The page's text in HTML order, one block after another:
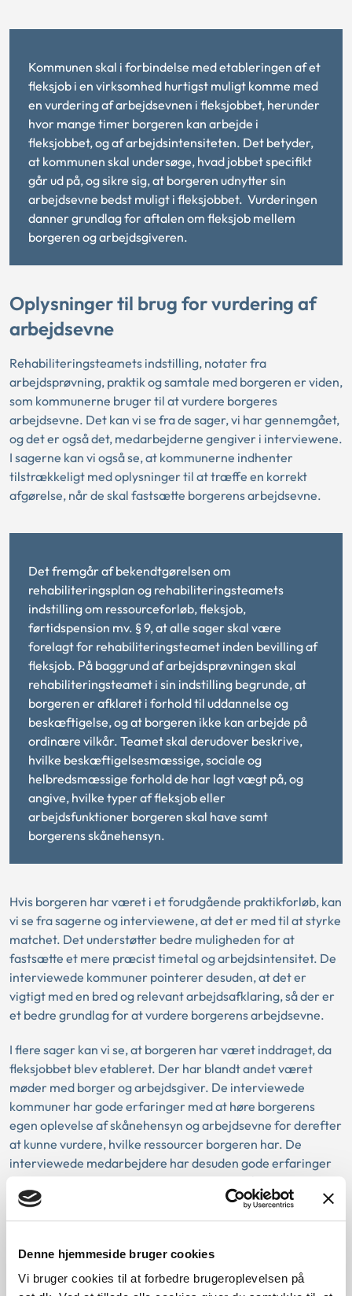
Denne hjemmeside bruger cookies
Vi bruger cookies til at forbedre brugeroplevelsen på
Kommunen skal i forbindelse med etableringen af et
fleksjob i en virksomhed hurtigst muligt komme med
en vurdering af arbejdsevnen i fleksjobbet, herunder
hvor mange timer borgeren kan arbejde i
fleksjobbet, og af arbejdsintensiteten. Det betyder,
at kommunen skal undersøge, hvad jobbet specifikt
går ud på, og sikre sig, at borgeren udnytter sin
arbejdsevne bedst muligt i fleksjobbet. Vurderingen
danner grundlag for aftalen om fleksjob mellem
borgeren og arbejdsgiveren.
Oplysninger til brug for vurdering af
arbejdsevne
Rehabiliteringsteamets indstilling, notater fra
arbejdsprøvning, praktik og samtale med borgeren er viden,
som kommunerne bruger til at vurdere borgeres
arbejdsevne. Det kan vi se fra de sager, vi har gennemgået,
og det er også det, medarbejderne gengiver i interviewene.
I sagerne kan vi også se, at kommunerne indhenter
tilstrækkeligt med oplysninger til at træffe en korrekt
afgørelse, når de skal fastsætte borgerens arbejdsevne.
Det fremgår af bekendtgørelsen om
rehabiliteringsplan og rehabiliteringsteamets
indstilling om ressourceforløb, fleksjob,
førtidspension mv. § 9, at alle sager skal være
forelagt for rehabiliteringsteamet inden bevilling af
fleksjob. På baggrund af arbejdsprøvningen skal
rehabiliteringsteamet i sin indstilling begrunde, at
borgeren er afklaret i forhold til uddannelse og
beskæftigelse, og at borgeren ikke kan arbejde på
ordinære vilkår. Teamet skal derudover beskrive,
hvilke beskæftigelsesmæssige, sociale og
helbredsmæssige forhold de har lagt vægt på, og
angive, hvilke typer af fleksjob eller
arbejdsfunktioner borgeren skal have samt
borgerens skånehensyn.
Hvis borgeren har været i et forudgående praktikforløb, kan
vi se fra sagerne og interviewene, at det er med til at styrke
matchet. Det understøtter bedre muligheden for at
fastsætte et mere præcist timetal og arbejdsintensitet. De
interviewede kommuner pointerer desuden, at det er
vigtigt med en bred og relevant arbejdsafklaring, så der er
et bedre grundlag for at vurdere borgerens arbejdsevne.
I flere sager kan vi se, at borgeren har været inddraget, da
fleksjobbet blev etableret. Der har blandt andet været
møder med borger og arbejdsgiver. De interviewede
kommuner har gode erfaringer med at høre borgerens
egen oplevelse af skånehensyn og arbejdsevne for derefter
at kunne vurdere, hvilke ressourcer borgeren har. De
interviewede medarbejdere har desuden gode erfaringer
timetal og intensitet på mødet med borger og
arbejdsgiver.
Begrundelse for godkendelse af